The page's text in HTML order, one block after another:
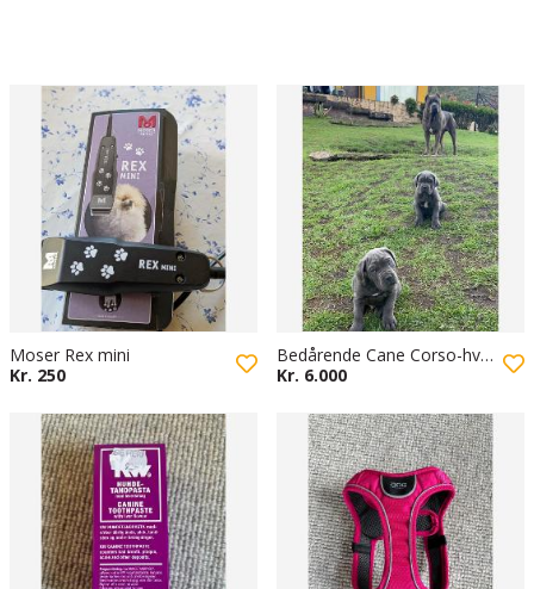
Moser Rex mini
Kr. 250
Bedårende Cane Corso-hvalpe til adoption
Kr. 6.000